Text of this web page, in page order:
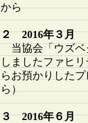
から
２ 2016年３月
当協会「ウズベ
しましたファヒ
らお預かりした
ら）
３ 2016年６月